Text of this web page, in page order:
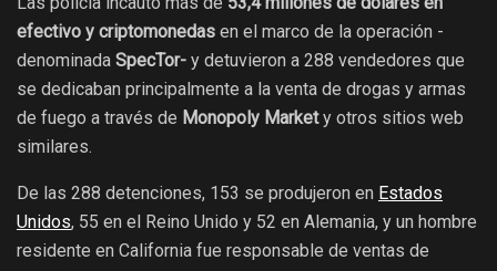
efectivo y criptomonedas en el marco de la operación -
denominada SpecTor- y detuvieron a 288 vendedores que
se dedicaban principalmente a la venta de drogas y armas
de fuego a través de Monopoly Markety otros sitios web
similares.
De las 288 detenciones, 153 se produjeron en Estados
Unidos, 55 en el Reino Unido y 52 en Alemania, y un hombre
residente en California fue responsable de ventas de